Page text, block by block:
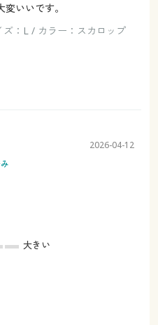
いいです。
ズ：L / カラー：スカロップ
2026-04-12
大きい